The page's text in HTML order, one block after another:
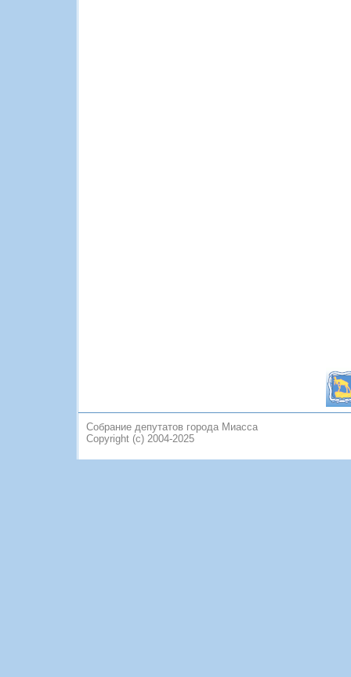
Собрание депутатов города Миасса
Copyright (c) 2004-2025